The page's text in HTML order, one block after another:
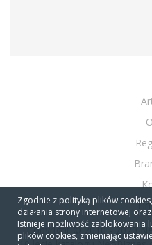
Zgodnie z polityką plików
działania strony internetowej
Istnieje możliwość zablokowania
plików cookies, zmieniając
Copyright © 2010 - 2020